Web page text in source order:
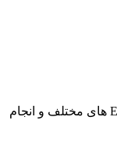
* استفاده از نرم افزار ET برای ارتباط با ECU های مختلف و انجام